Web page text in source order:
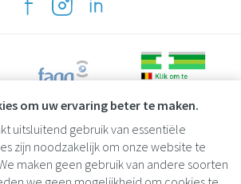
om uw ervaring beter te maken.
uitsluitend gebruik van essentiële
zijn noodzakelijk om onze website te
maken geen gebruik van andere soorten